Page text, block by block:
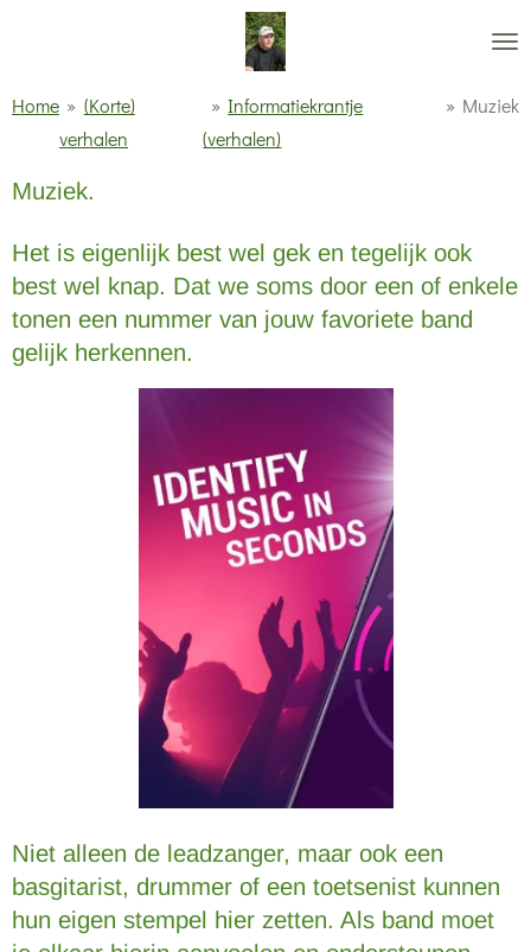
Home » (Korte)
verhalen
» Informatiekrantje
(verhalen)
» Muziek
Muziek.
Het is eigenlijk best wel gek en tegelijk ook
best wel knap. Dat we soms door een of enkele
tonen een nummer van jouw favoriete band
gelijk herkennen.
Niet alleen de leadzanger, maar ook een
basgitarist, drummer of een toetsenist kunnen
hun eigen stempel hier zetten. Als band moet